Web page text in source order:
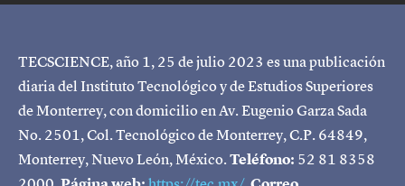
TECSCIENCE, año 1, 25 de julio 2023 es una publicación
diaria del Instituto Tecnológico y de Estudios Superiores
de Monterrey, con domicilio en Av. Eugenio Garza Sada
No. 2501, Col. Tecnológico de Monterrey, C.P. 64849,
Monterrey, Nuevo León, México.Teléfono: 52 81 8358